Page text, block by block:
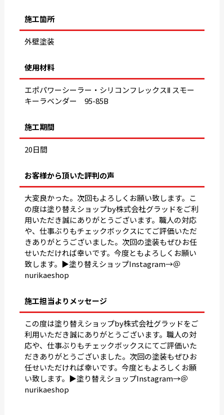
施工箇所
外壁塗装
使用材料
エポパワーシーラー・シリコンフレックスⅡ スモー
キーラベンダー 95-85B
施工期間
20日間
お客様から頂いた評判の声
大変良かった。次回もよろしくお願い致します。こ
の度は塗り替えショップby株式会社グラッドをご利
用いただき誠にありがとうございます。職人の対応
や、仕事ぶりもチェックボックスにてご評価いただ
きありがとうございました。次回の塗装もぜひお任
せいただければ幸いです。今度ともよろしくお願い
致します。▶︎塗り替えショップInstagram→＠
nurikaeshop
施工担当よりメッセージ
この度は塗り替えショップby株式会社グラッドをご
利用いただき誠にありがとうございます。職人の対
応や、仕事ぶりもチェックボックスにてご評価いた
だきありがとうございました。次回の塗装もぜひお
任せいただければ幸いです。今度ともよろしくお願
い致します。▶︎塗り替えショップInstagram→＠
nurikaeshop